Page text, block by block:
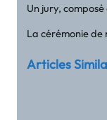
Un jury,
La cérémonie de
Articles